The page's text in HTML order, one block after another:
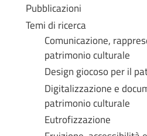
Pubblicazioni
Temi di ricerca
Comunicazione,
patrimonio culturale
Design giocoso per il
Digitalizzazione e
patrimonio culturale
Eutrofizzazione